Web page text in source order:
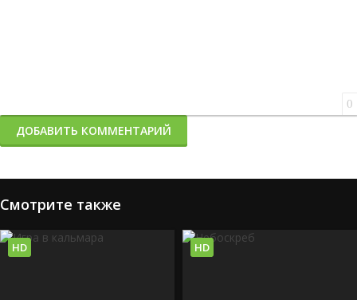
0
ДОБАВИТЬ КОММЕНТАРИЙ
Смотрите также
HD HD